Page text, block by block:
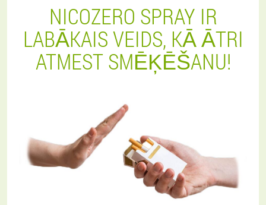
NICOZERO SPRAY IR
LABĀKAIS VEIDS, KĀ ĀTRI
ATMEST SMĒĶĒŠANU!